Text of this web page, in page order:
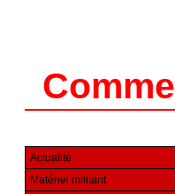
Actualité
Matériel militant